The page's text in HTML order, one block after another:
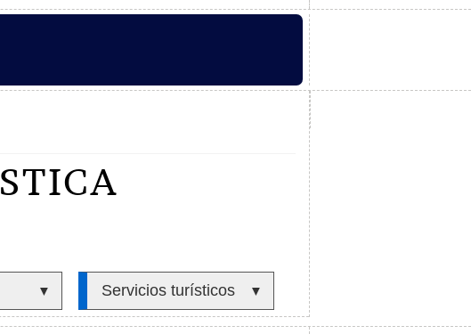
▼ Servicios turísticos ▼